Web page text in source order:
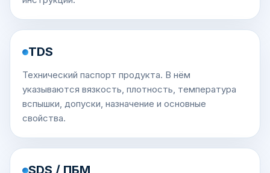
TDS
Технический паспорт продукта. В нём
указываются вязкость, плотность, температура
вспышки, допуски, назначение и основные
свойства.
SDS / ПБМ